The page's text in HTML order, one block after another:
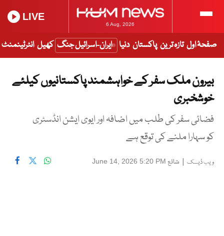
6 Aug, 2026
LIVE
صفحۂ اول تازہ ترین پاکستان دنیا ایران-اسرائیل جنگ کھیل انٹرٹینمنٹ
بیرون ملک سفر کے خواہشمند پاکستانیوں کیلئے
خوشخبری
فضائی سفر کی طلب میں اضافہ اور ایوی ایشن انڈسٹری
کو سہارا ملنے کی توقع ہے
ویب ڈیسک | شائع June 14, 2026 5:20 PM